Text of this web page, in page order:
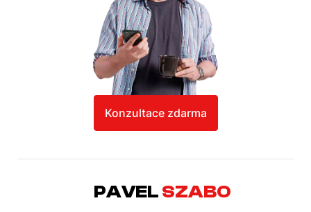
Konzultace zdarma
PAVEL SZABO